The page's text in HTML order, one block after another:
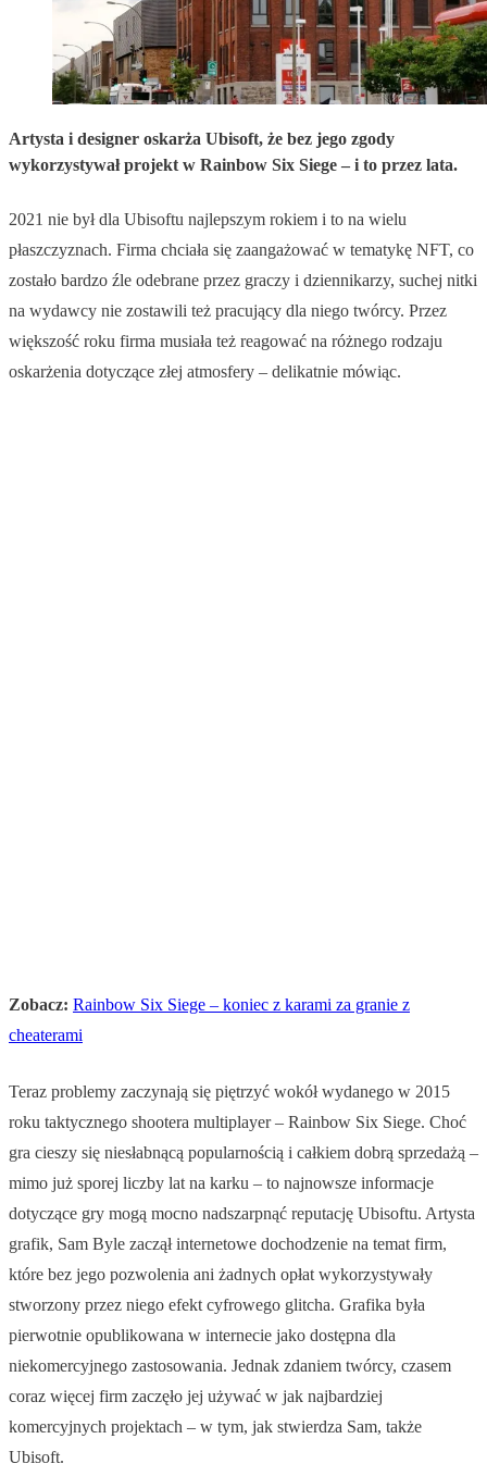
Artysta i designer oskarża Ubisoft, że bez jego zgody
wykorzystywał projekt w Rainbow Six Siege – i to przez lata.
2021 nie był dla Ubisoftu najlepszym rokiem i to na wielu
płaszczyznach. Firma chciała się zaangażować w tematykę NFT, co
zostało bardzo źle odebrane przez graczy i dziennikarzy, suchej nitki
na wydawcy nie zostawili też pracujący dla niego twórcy. Przez
większość roku firma musiała też reagować na różnego rodzaju
oskarżenia dotyczące złej atmosfery – delikatnie mówiąc.
Zobacz: Rainbow Six Siege – koniec z karami za granie z
cheaterami
Teraz problemy zaczynają się piętrzyć wokół wydanego w 2015
roku taktycznego shootera multiplayer – Rainbow Six Siege. Choć
gra cieszy się niesłabnącą popularnością i całkiem dobrą sprzedażą –
mimo już sporej liczby lat na karku – to najnowsze informacje
dotyczące gry mogą mocno nadszarpnąć reputację Ubisoftu. Artysta
grafik, Sam Byle zaczął internetowe dochodzenie na temat firm,
które bez jego pozwolenia ani żadnych opłat wykorzystywały
stworzony przez niego efekt cyfrowego glitcha. Grafika była
pierwotnie opublikowana w internecie jako dostępna dla
niekomercyjnego zastosowania. Jednak zdaniem twórcy, czasem
coraz więcej firm zaczęło jej używać w jak najbardziej
komercyjnych projektach – w tym, jak stwierdza Sam, także
Ubisoft.